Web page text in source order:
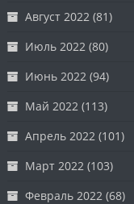
Август 2022 (81)
Июль 2022 (80)
Июнь 2022 (94)
Май 2022 (113)
Апрель 2022 (101)
Март 2022 (103)
Февраль 2022 (68)